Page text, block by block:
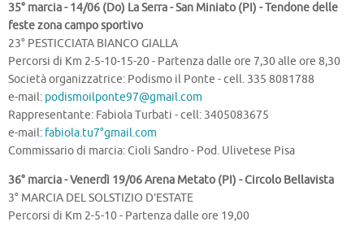
35° marcia - 14/06 (Do) La Serra - San Miniato (PI) - Tendone delle
feste zona campo sportivo
23° PESTICCIATA BIANCO GIALLA
Percorsi di Km 2-5-10-15-20 - Partenza dalle ore 7,30 alle ore 8,30
Società organizzatrice: Podismo il Ponte - cell. 335 8081788
e-mail: podismoilponte97@gmail.com
Rappresentante: Fabiola Turbati - cell: 3405083675
e-mail: fabiola.tu7°gmail.com
Commissario di marcia: Cioli Sandro - Pod. Ulivetese Pisa
36° marcia - Venerdì 19/06 Arena Metato (PI) - Circolo Bellavista
3° MARCIA DEL SOLSTIZIO D’ESTATE
Percorsi di Km 2-5-10 - Partenza dalle ore 19,00